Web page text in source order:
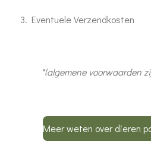
3. Eventuele Verzendkosten
*(algemene voorwaarden
Meer weten over dieren